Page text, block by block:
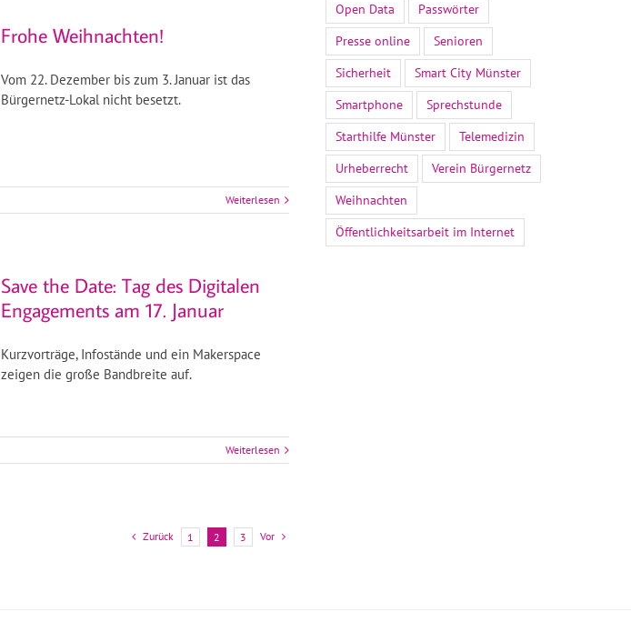
Frohe Weihnachten!
Vom 22. Dezember bis zum 3. Januar ist das
Bürgernetz-Lokal nicht besetzt.
Weiterlesen
Save the Date: Tag des Digitalen
Engagements am 17. Januar
Kurzvorträge, Infostände und ein Makerspace
zeigen die große Bandbreite auf.
Weiterlesen
Zurück 1 2 3 Vor
Open Data
Passwörter
Presse online
Senioren
Sicherheit
Smart City Münster
Smartphone
Sprechstunde
Starthilfe Münster
Telemedizin
Urheberrecht
Verein Bürgernetz
Weihnachten
Öffentlichkeitsarbeit im Internet